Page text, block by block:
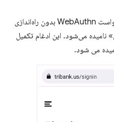
اجازه دادن به وب‌سایت‌ها برای درخواست WebAuthn بدون راه‌اندازی
می‌شود. این ادغام تکمیل
می شود.